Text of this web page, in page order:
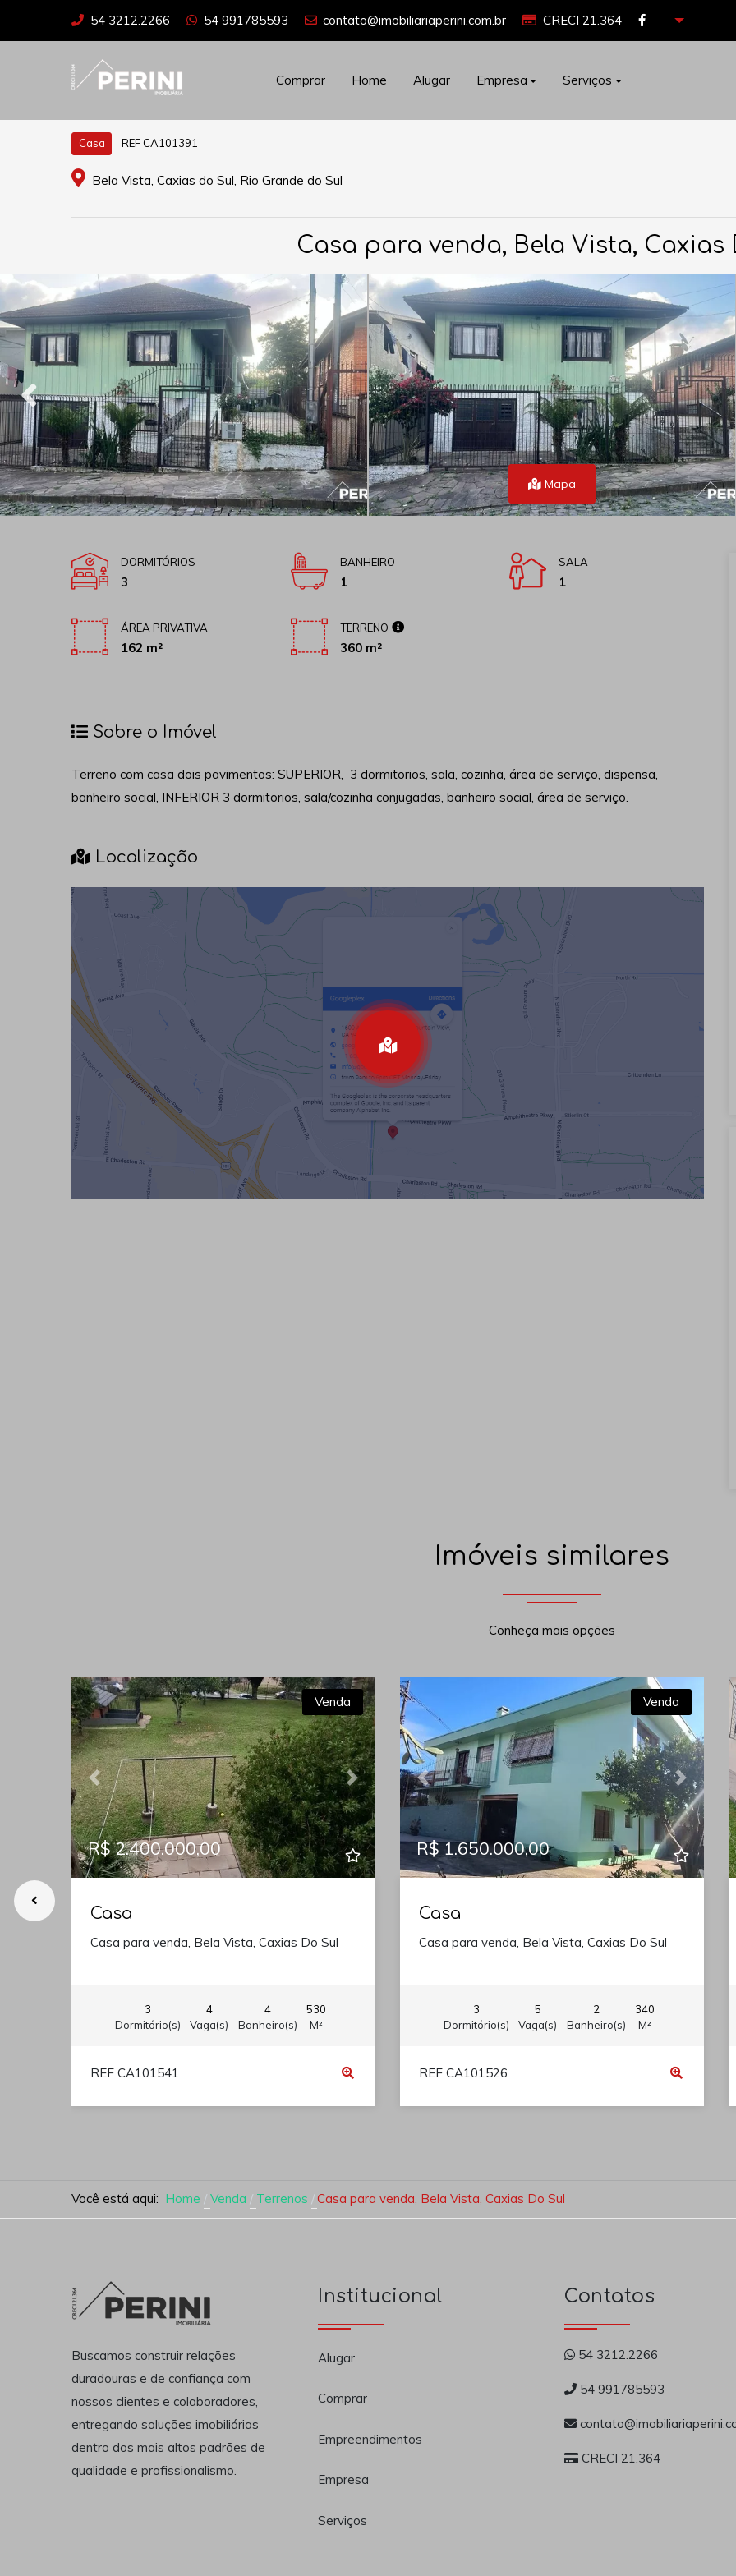
54 3212.2266 54 991785593 contato@imobiliariaperini.com.br CRECI 21.364
Comprar Home Alugar Empresa Serviços
Casa REF CA101391
Bela Vista, Caxias do Sul, Rio Grande do Sul
Casa para venda, Bela Vista, Caxias
Mapa
DORMITÓRIOS
3
BANHEIRO
1
SALA
1
ÁREA PRIVATIVA
162 m²
TERRENO
360 m²
Sobre o Imóvel
Terreno com casa dois pavimentos: SUPERIOR, 3 dormitorios, sala, cozinha, área de serviço, dispensa,
banheiro social, INFERIOR 3 dormitorios, sala/cozinha conjugadas, banheiro social, área de serviço.
Localização
Imóveis similares
Conheça mais opções
Previous Next
Venda
R$ 2.400.000,00
Casa
Casa para venda, Bela Vista, Caxias Do Sul
3
Dormitório(s)
4
Vaga(s)
4
Banheiro(s)
530
M²
REF CA101541
Previous Next
Venda
R$ 1.650.000,00
Casa
Casa para venda, Bela Vista, Caxias Do Sul
3
Dormitório(s)
5
Vaga(s)
2
Banheiro(s)
340
M²
REF CA101526
Você está aqui: Home Venda Terrenos Casa para venda, Bela Vista, Caxias Do Sul
Buscamos construir relações
duradouras e de confiança com
nossos clientes e colaboradores,
entregando soluções imobiliárias
dentro dos mais altos padrões de
qualidade e profissionalismo.
Institucional
Alugar
Comprar
Empreendimentos
Empresa
Serviços
Contatos
54 3212.2266
54 991785593
CRECI 21.364